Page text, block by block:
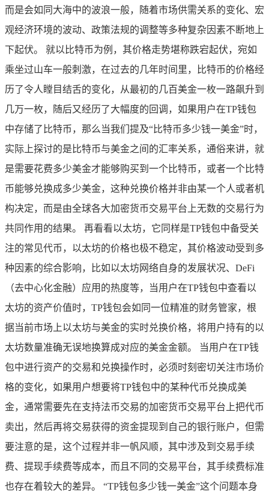
而是会如同大海中的波浪一般，随着市场供需关系的变化、宏
观经济环境的波动、政策法规的调整等多种复杂因素不断地上
下起伏。 就以比特币为例，其价格走势堪称跌宕起伏，宛如
乘坐过山车一般刺激，在过去的几年时间里，比特币的价格经
历了令人瞠目结舌的变化，从最初的几百美金一枚一路飙升到
几万一枚，随后又经历了大幅度的回调，如果用户在TP钱包
中存储了比特币，那么当我们提及“比特币多少钱一美金”时，
实际上探讨的是比特币与美金之间的汇率关系，通俗来讲，就
是需要花费多少美金才能够购买到一个比特币，或者一个比特
币能够兑换成多少美金，这种兑换价格并非由某一个人或者机
构决定，而是由全球各大加密货币交易平台上无数的交易行为
共同作用的结果。 再看看以太坊，它同样是TP钱包中备受关
注的常见代币，以太坊的价格也极不稳定，其价格波动受到多
种因素的综合影响，比如以太坊网络自身的发展状况、DeFi
（去中心化金融）应用的热度等，当用户在TP钱包中查看以
太坊的资产价值时，TP钱包会如同一位精准的财务管家，根
据当前市场上以太坊与美金的实时兑换价格，将用户持有的以
太坊数量准确无误地换算成对应的美金金额。 当用户在TP钱
包中进行资产的交易和兑换操作时，必须时刻密切关注市场价
格的变化，如果用户想要将TP钱包中的某种代币兑换成美
金，通常需要先在支持法币交易的加密货币交易平台上把代币
卖出，然后再将交易获得的资金提现到自己的银行账户，但需
要注意的是，这个过程并非一帆风顺，其中涉及到交易手续
费、提现手续费等成本，而且不同的交易平台，其手续费标准
也存在着较大的差异。 “TP钱包多少钱一美金”这个问题本身